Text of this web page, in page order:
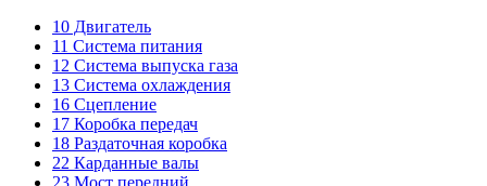
10 Двигатель
11 Система питания
12 Система выпуска газа
13 Система охлаждения
16 Сцепление
17 Коробка передач
18 Раздаточная коробка
22 Карданные валы
23 Мост передний